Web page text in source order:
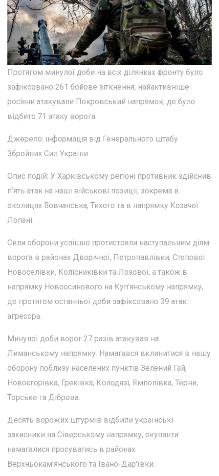
Протягом минулої доби на всіх ділянках фронту було
зафіксовано 261 бойове зіткнення, найактивніше
росіяни атакували Покровський напрямок, де було
відбито 71 атаку ворога.
Джерело: інформація від Генерального штабу
Збройних Сил України.
Опис подій: У Харківському регіоні противник здійснив
п’ять атак на наші військові позиції, зокрема в
околицях Вовчанська, Тихого та в напрямку Козачої
Лопані.
Сили оборони успішно протистояли наступальним діям
ворога в районах Дворічної, Петропавлівки, Степової
Новоселівки, Колісниківки та Лозової, а також в
напрямку Новоосинового на Куп'янському напрямку,
де протягом останньої доби зафіксовано 39 атак
агресора.
Минулої доби ворог 27 разів атакував на
Лиманському напрямку. Намагався вклинитися в нашу
оборону поблизу населених пунктів Зелений Гай,
Новоєгорівка, Греківка, Колодязі, Ямполівка, Терни,
Торське та Діброва.
Десять ворожих штурмів відбили українські
захисники на Сіверському напрямку, окупанти
намагалися просуватись в районах
Верхньокам'янського та Івано-Дар'ївки.